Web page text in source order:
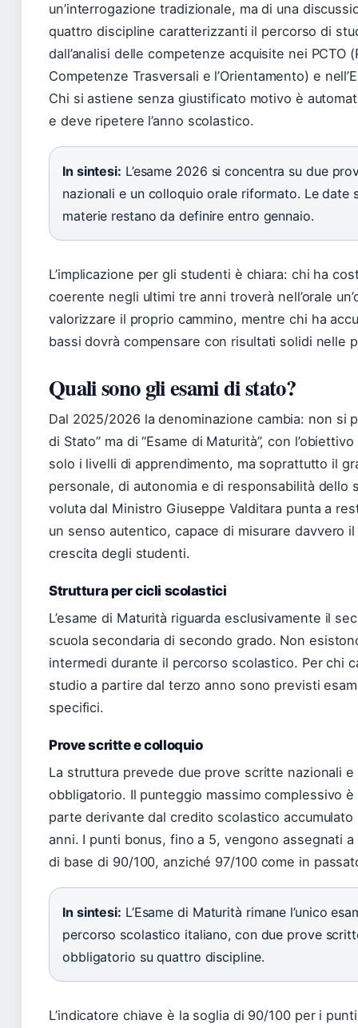
un’interrogazione tradizionale, ma di una
quattro discipline caratterizzanti il percorso di
dall’analisi delle competenze acquisite nei PCTO
Competenze Trasversali e l’Orientamento) e
Chi si astiene senza giustificato motivo è
e deve ripetere l’anno scolastico.
In sintesi: L’esame 2026 si concentra su due
nazionali e un colloquio orale riformato. Le date
materie restano da definire entro gennaio.
L’implicazione per gli studenti è chiara: chi ha
coerente negli ultimi tre anni troverà nell’orale
valorizzare il proprio cammino, mentre chi ha
bassi dovrà compensare con risultati solidi nelle
Quali sono gli esami di stato?
Dal 2025/2026 la denominazione cambia: non si
di Stato” ma di “Esame di Maturità”, con
solo i livelli di apprendimento, ma soprattutto il
personale, di autonomia e di responsabilità dello
voluta dal Ministro Giuseppe Valditara punta a
un senso autentico, capace di misurare davvero
crescita degli studenti.
Struttura per cicli scolastici
L’esame di Maturità riguarda esclusivamente il
scuola secondaria di secondo grado. Non
intermedi durante il percorso scolastico. Per chi
studio a partire dal terzo anno sono previsti
specifici.
Prove scritte e colloquio
La struttura prevede due prove scritte nazionali
obbligatorio. Il punteggio massimo complessivo è
parte derivante dal credito scolastico
anni. I punti bonus, fino a 5, vengono assegnati
di base di 90/100, anziché 97/100 come in
In sintesi: L’Esame di Maturità rimane l’unico
percorso scolastico italiano, con due prove
obbligatorio su quattro discipline.
L’indicatore chiave è la soglia di 90/100 per i